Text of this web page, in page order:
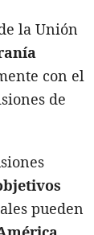
la Unión
con el
de
pueden